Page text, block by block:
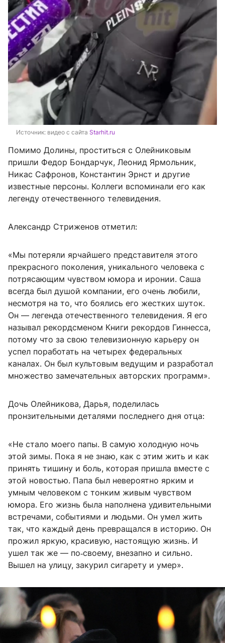
Источник: видео с сайта Starhit.ru
Помимо Долины, проститься с Олейниковым
пришли Федор Бондарчук, Леонид Ярмольник,
Никас Сафронов, Константин Эрнст и другие
известные персоны. Коллеги вспоминали его как
легенду отечественного телевидения.
Александр Стриженов отметил:
«Мы потеряли ярчайшего представителя этого
прекрасного поколения, уникального человека с
потрясающим чувством юмора и иронии. Саша
всегда был душой компании, его очень любили,
несмотря на то, что боялись его жестких шуток.
Он — легенда отечественного телевидения. Я его
называл рекордсменом Книги рекордов Гиннесса,
потому что за свою телевизионную карьеру он
успел поработать на четырех федеральных
каналах. Он был культовым ведущим и разработал
множество замечательных авторских программ».
Дочь Олейникова, Дарья, поделилась
пронзительными деталями последнего дня отца:
«Не стало моего папы. В самую холодную ночь
этой зимы. Пока я не знаю, как с этим жить и как
принять тишину и боль, которая пришла вместе с
этой новостью. Папа был невероятно ярким и
умным человеком с тонким живым чувством
юмора. Его жизнь была наполнена удивительными
встречами, событиями и людьми. Он умел жить
так, что каждый день превращался в историю. Он
прожил яркую, красивую, настоящую жизнь. И
ушел так же — по‑своему, внезапно и сильно.
Вышел на улицу, закурил сигарету и умер».